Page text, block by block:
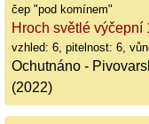
čep "pod komínem"
Hroch světlé výčepní
vzhled: 6, pitelnost: 6,
Ochutnáno -
(2022)